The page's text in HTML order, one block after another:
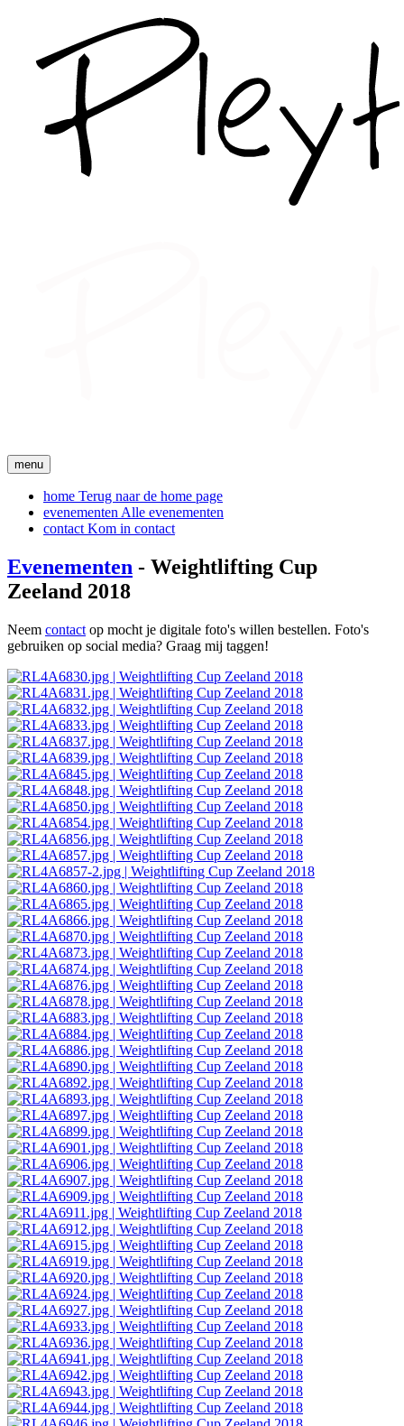
menu
home Terug naar de home page
evenementen Alle evenementen
contact Kom in contact
Evenementen - Weightlifting Cup
Zeeland 2018
Neem contact op mocht je digitale foto's willen bestellen. Foto's
gebruiken op social media? Graag mij taggen!